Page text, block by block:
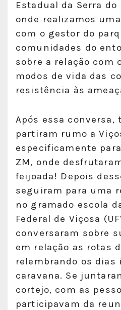
Estadual da Serra do
onde realizamos
com o gestor do
comunidades do
sobre a relação com
modos de vida das
resistência às
Após essa conversa,
partiram rumo a
especificamente para
ZM, onde
feijoada! Depois
seguiram para uma
no gramado escola
Federal de Viçosa
conversaram sobre
em relação as rotas
relembrando os dias
caravana. Se
cortejo, com as
participavam da